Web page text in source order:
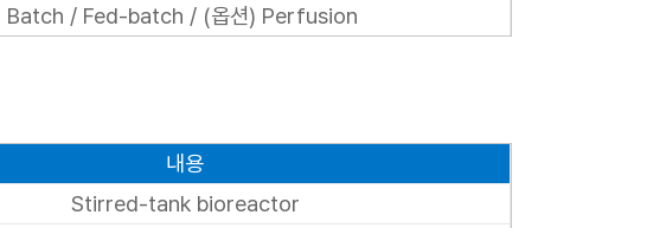
Batch / Fed-batch / (옵션) Perfusion
내용
Stirred-tank bioreactor